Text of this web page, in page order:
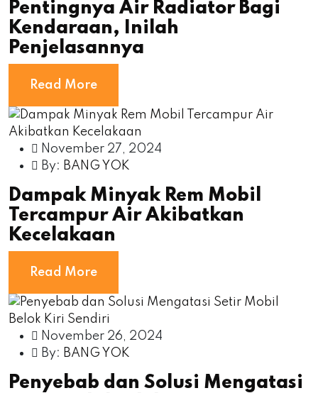
Pentingnya Air Radiator Bagi
Kendaraan, Inilah
Penjelasannya
Read More
November 27, 2024
By: BANG YOK
Dampak Minyak Rem Mobil
Tercampur Air Akibatkan
Kecelakaan
Read More
November 26, 2024
By: BANG YOK
Penyebab dan Solusi Mengatasi